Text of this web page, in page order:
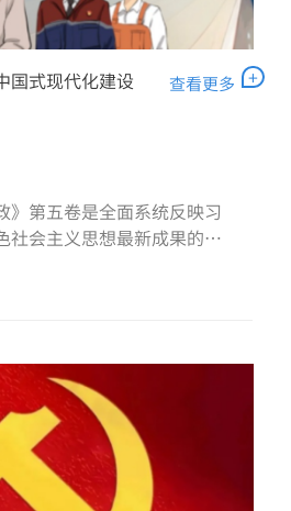
国式现代化建设
》第五卷是全面系统反映习
社会主义思想最新成果的权
查看更多 +